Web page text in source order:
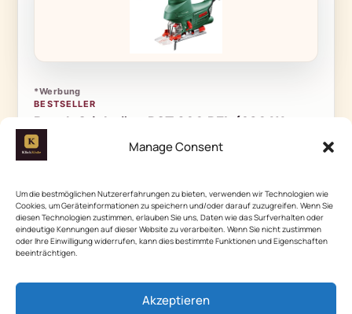
Manage Consent
Um die bestmöglichen Nutzererfahrungen zu bieten, verwenden wir Technologien wie
Cookies, um Geräteinformationen zu speichern und/oder darauf zuzugreifen. Wenn Sie
diesen Technologien zustimmen, erlauben Sie uns, Daten wie das Surfverhalten oder
eindeutige Kennungen auf dieser Website zu verarbeiten. Wenn Sie nicht zustimmen
oder Ihre Einwilligung widerrufen, kann dies bestimmte Funktionen und Eigenschaften
beeinträchtigen.
Akzeptieren
*Werbung
BESTSELLER
Bosch Stichsäge PST 900 PEL (620 Watt,
Schnitttiefe 90 mm, im Kunststoffkoffer),
statt129,14 € · −37%
Preis und Verfügbarkeit können sich ändern · Beitrag zuletzt
aktualisiert am
5. August 2026
Auf Amazon ansehen